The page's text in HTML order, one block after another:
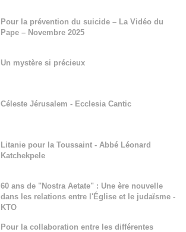
Pour la prévention du suicide – La Vidéo du
Pape – Novembre 2025
Un mystère si précieux
Céleste Jérusalem - Ecclesia Cantic
Litanie pour la Toussaint - Abbé Léonard
Katchekpele
60 ans de "Nostra Aetate" : Une ère nouvelle
dans les relations entre l'Église et le judaïsme -
KTO
Pour la collaboration entre les différentes